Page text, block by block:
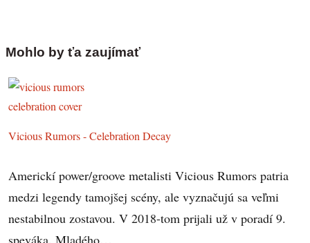
Mohlo by ťa zaujímať
Vicious Rumors - Celebration Decay
Americkí power/groove metalisti Vicious Rumors patria
medzi legendy tamojšej scény, ale vyznačujú sa veľmi
nestabilnou zostavou. V 2018-tom prijali už v poradí 9.